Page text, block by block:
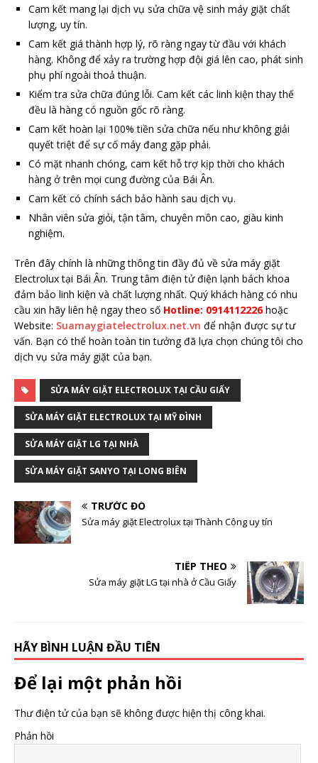
Cam kết mang lại dịch vụ sửa chữa vệ sinh máy giặt chất
lượng, uy tín.
Cam kết giá thành hợp lý, rõ ràng ngay từ đầu với khách
hàng. Không để xảy ra trường hợp đội giá lên cao, phát sinh
phụ phí ngoài thoả thuận.
Kiểm tra sửa chữa đúng lỗi. Cam kết các linh kiện thay thế
đều là hàng có nguồn gốc rõ ràng.
Cam kết hoàn lại 100% tiền sửa chữa nếu như không giải
quyết triệt để sự cố máy đang gặp phải.
Có mặt nhanh chóng, cam kết hỗ trợ kịp thời cho khách
hàng ở trên mọi cung đường của Bái Ân.
Cam kết có chính sách bảo hành sau dịch vụ.
Nhân viên sửa giỏi, tận tâm, chuyên môn cao, giàu kinh
nghiệm.
Trên đây chính là những thông tin đầy đủ về sửa máy giặt
Electrolux tại Bái Ân. Trung tâm điện tử điện lạnh bách khoa
đảm bảo linh kiện và chất lượng nhất. Quý khách hàng có nhu
cầu xin hãy liên hệ ngay theo số Hotline: 0914112226hoặc
Website: Suamaygiatelectrolux.net.vn để nhận được sự tư
vấn. Bạn có thể hoàn toàn tin tưởng đã lựa chọn chúng tôi cho
dịch vụ sửa máy giặt của bạn.
SỬA MÁY GIẶT ELECTROLUX TẠI CẦU GIẤY
SỬA MÁY GIẶT ELECTROLUX TẠI MỸ ĐÌNH
SỬA MÁY GIẶT LG TẠI NHÀ
SỬA MÁY GIẶT SANYO TẠI LONG BIÊN
TRƯỚC ĐÓ
Sửa máy giặt Electrolux tại Thành Công uy tín
TIẾP THEO
Sửa máy giặt LG tại nhà ở Cầu Giấy
HÃY BÌNH LUẬN ĐẦU TIÊN
Để lại một phản hồi
Thư điện tử của bạn sẽ không được hiện thị công khai.
Phản hồi